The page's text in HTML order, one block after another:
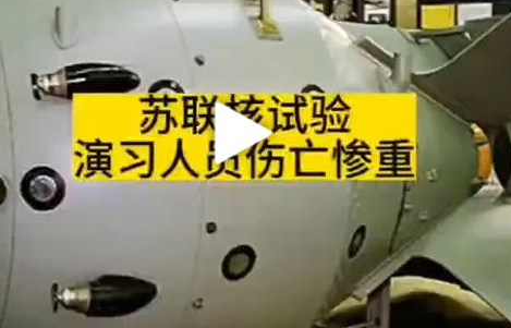
因凡蒂诺首次公开道歉
FIFA官方支持因凡蒂诺
人贩子“梅姨”真实姓名曝光
《Monica》填词人黎彼得去世
谷歌首席科学家Jeff Dean离职创业
如何把百年大党建设得更加坚强有力
多专业取消艺考 文化工作者要有文化